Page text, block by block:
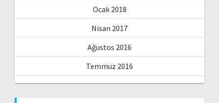
Ocak 2018
Nisan 2017
Ağustos 2016
Temmuz 2016